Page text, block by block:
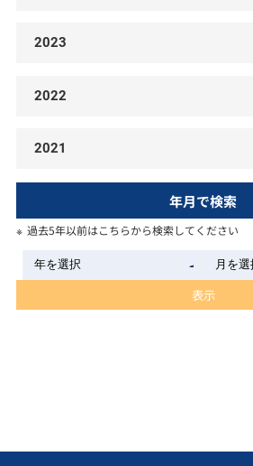
2023
2022
2021
年月で検索
過去5年以前はこちらから検索してください
表示